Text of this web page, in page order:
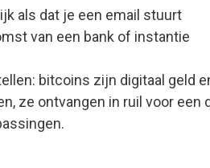
als dat je een email stuurt
van een bank of instantie
bitcoins zijn digitaal geld
ze ontvangen in ruil voor een